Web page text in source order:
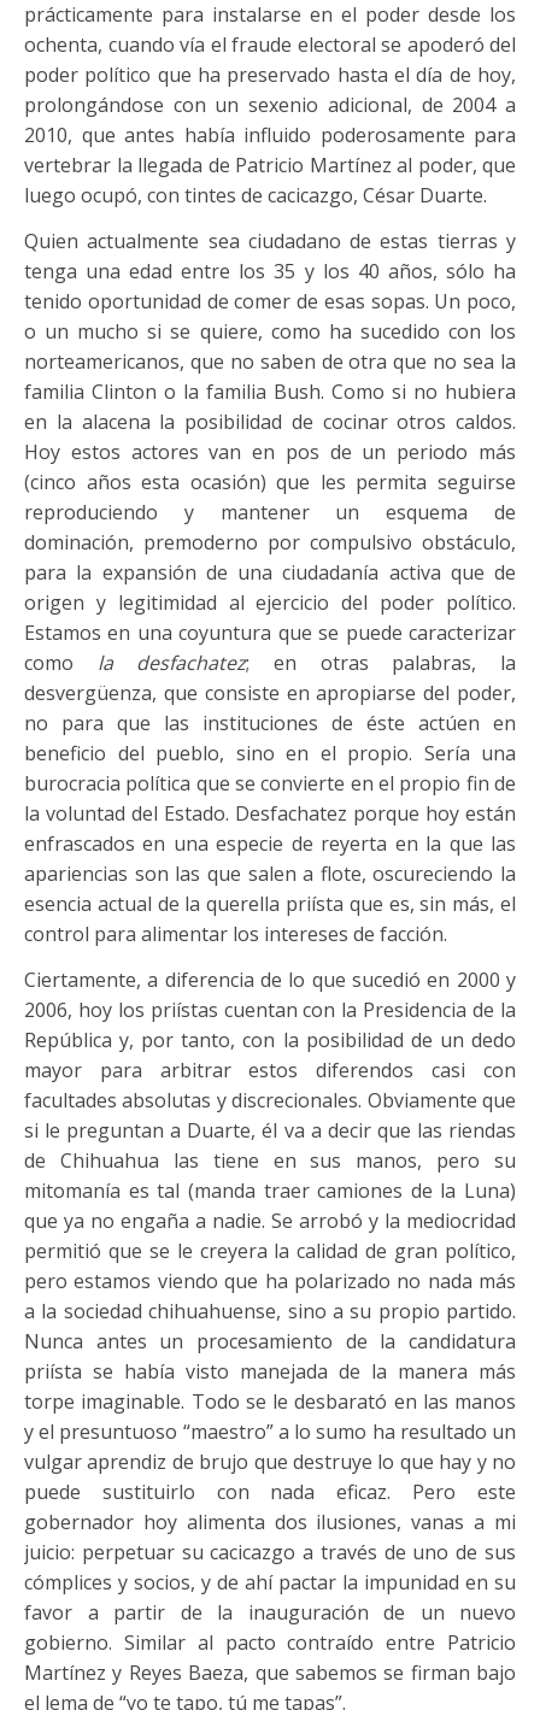
prácticamente para instalarse en el poder desde los
ochenta, cuando vía el fraude electoral se apoderó del
poder político que ha preservado hasta el día de hoy,
prolongándose con un sexenio adicional, de 2004 a
2010, que antes había influido poderosamente para
vertebrar la llegada de Patricio Martínez al poder, que
luego ocupó, con tintes de cacicazgo, César Duarte.
Quien actualmente sea ciudadano de estas tierras y
tenga una edad entre los 35 y los 40 años, sólo ha
tenido oportunidad de comer de esas sopas. Un poco,
o un mucho si se quiere, como ha sucedido con los
norteamericanos, que no saben de otra que no sea la
familia Clinton o la familia Bush. Como si no hubiera
en la alacena la posibilidad de cocinar otros caldos.
Hoy estos actores van en pos de un periodo más
(cinco años esta ocasión) que les permita seguirse
reproduciendo y mantener un esquema de
dominación, premoderno por compulsivo obstáculo,
para la expansión de una ciudadanía activa que de
origen y legitimidad al ejercicio del poder político.
Estamos en una coyuntura que se puede caracterizar
como la desfachatez; en otras palabras, la
desvergüenza, que consiste en apropiarse del poder,
no para que las instituciones de éste actúen en
beneficio del pueblo, sino en el propio. Sería una
burocracia política que se convierte en el propio fin de
la voluntad del Estado. Desfachatez porque hoy están
enfrascados en una especie de reyerta en la que las
apariencias son las que salen a flote, oscureciendo la
esencia actual de la querella priísta que es, sin más, el
control para alimentar los intereses de facción.
Ciertamente, a diferencia de lo que sucedió en 2000 y
2006, hoy los priístas cuentan con la Presidencia de la
República y, por tanto, con la posibilidad de un dedo
mayor para arbitrar estos diferendos casi con
facultades absolutas y discrecionales. Obviamente que
si le preguntan a Duarte, él va a decir que las riendas
de Chihuahua las tiene en sus manos, pero su
mitomanía es tal (manda traer camiones de la Luna)
que ya no engaña a nadie. Se arrobó y la mediocridad
permitió que se le creyera la calidad de gran político,
pero estamos viendo que ha polarizado no nada más
a la sociedad chihuahuense, sino a su propio partido.
Nunca antes un procesamiento de la candidatura
priísta se había visto manejada de la manera más
torpe imaginable. Todo se le desbarató en las manos
y el presuntuoso “maestro” a lo sumo ha resultado un
vulgar aprendiz de brujo que destruye lo que hay y no
puede sustituirlo con nada eficaz. Pero este
gobernador hoy alimenta dos ilusiones, vanas a mi
juicio: perpetuar su cacicazgo a través de uno de sus
cómplices y socios, y de ahí pactar la impunidad en su
favor a partir de la inauguración de un nuevo
gobierno. Similar al pacto contraído entre Patricio
Martínez y Reyes Baeza, que sabemos se firman bajo
el lema de “yo te tapo, tú me tapas”.